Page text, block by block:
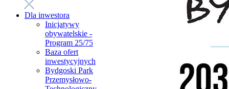
Dla inwestora
Inicjatywy
obywatelskie -
Program 25/75
Baza ofert
inwestycyjnych
Bydgoski Park
Przemysłowo-